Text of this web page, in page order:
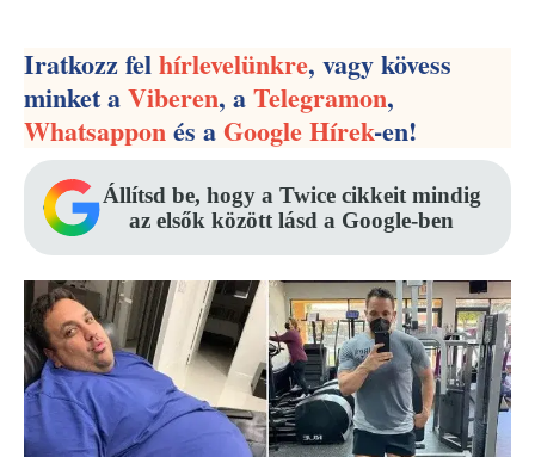
Iratkozz felhírlevelünkre, vagy kövess
minket aViberen, aTelegramon,
Whatsapponés aGoogle Hírek-en!
Állítsd be, hogy a Twice cikkeit mindig
az elsők között lásd a Google-ben